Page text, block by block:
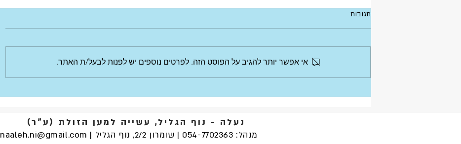
תגובות
אי אפשר יותר להגיב על הפוסט הזה. לפרטים נוספים יש לפנות לבעל/ת האתר.
נעלה - נוף הגליל, עשייה למען הזולת (ע"ר)
מנהל: 054-7702363 | שומרון 2/2, נוף הגליל |
naaleh.ni@gmail.com